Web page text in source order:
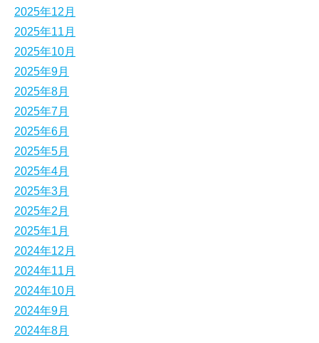
2025年12月
2025年11月
2025年10月
2025年9月
2025年8月
2025年7月
2025年6月
2025年5月
2025年4月
2025年3月
2025年2月
2025年1月
2024年12月
2024年11月
2024年10月
2024年9月
2024年8月